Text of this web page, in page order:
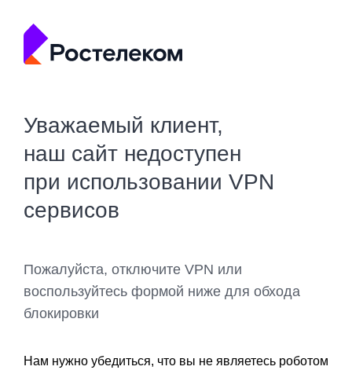
Уважаемый клиент,
наш сайт недоступен
при использовании VPN
сервисов
Пожалуйста, отключите VPN или
воспользуйтесь формой ниже для обхода
блокировки
Нам нужно убедиться, что вы не являетесь роботом